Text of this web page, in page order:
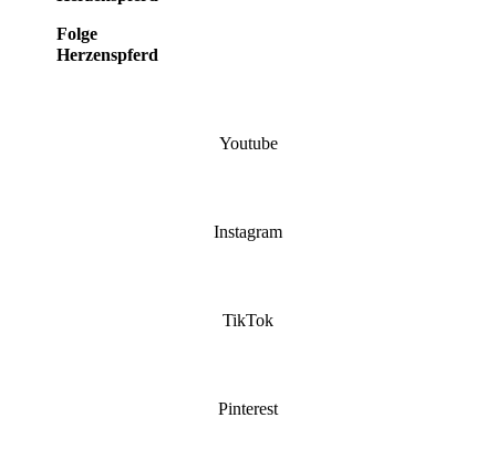
Folge
Herzenspferd
Youtube
Instagram
TikTok
Pinterest